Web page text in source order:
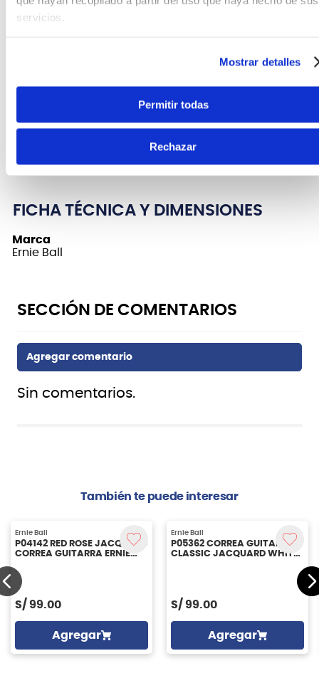
servicios.
Mostrar detalles
Permitir todas
Rechazar
La correa de guitarra de polipropileno número uno
cuero cosidos a máquina con correas de
FICHA TÉCNICA Y DIMENSIONES
Marca
Ernie Ball
Sin comentarios.
También te puede interesar
Ernie Ball
P04142 RED ROSE JACQUARD
CORREA GUITARRA ERNIE
Ernie Ball
P05362 CORREA GUITARRA
CLASSIC JACQUARD WHITE
BLOSSOM ERNIE BALL